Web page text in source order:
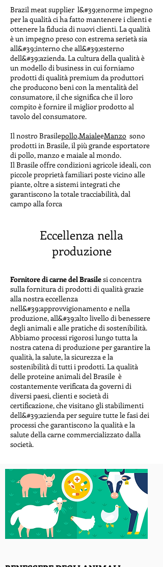
Brazil meat supplier l&#39;enorme impegno
per la qualità ci ha fatto mantenere i clienti e
ottenere la fiducia di nuovi clienti. La qualità
è un impegno preso con estrema serietà sia
all&#39;interno che all&#39;esterno
dell&#39;azienda. La cultura della qualità è
un modello di business in cui forniamo
prodotti di qualità premium da produttori
che producono beni con la mentalità del
consumatore, il che significa che il loro
compito è fornire il miglior prodotto al
tavolo del consumatore.
Il nostro Brasilepollo,MaialeeManzo sono
prodotti in Brasile, il più grande esportatore
di pollo, manzo e maiale al mondo.
Il Brasile offre condizioni agricole ideali, con
piccole proprietà familiari poste vicino alle
piante, oltre a sistemi integrati che
garantiscono la totale tracciabilità, dal
campo alla forca
Eccellenza nella
produzione
Fornitore di carne del Brasilesi concentra
sulla fornitura di prodotti di qualità grazie
alla nostra eccellenza
nell&#39;approvvigionamento e nella
produzione, all&#39;alto livello di benessere
degli animali e alle pratiche di sostenibilità.
Abbiamo processi rigorosi lungo tutta la
nostra catena di produzione per garantire la
qualità, la salute, la sicurezza e la
sostenibilità di tutti i prodotti. La qualità
delle proteine animali del Brasile è
costantemente verificata da governi di
diversi paesi, clienti e società di
certificazione, che visitano gli stabilimenti
dell&#39;azienda per seguire tutte le fasi dei
processi che garantiscono la qualità e la
salute della carne commercializzato dalla
società.